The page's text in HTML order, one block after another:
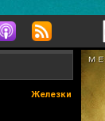
Железки